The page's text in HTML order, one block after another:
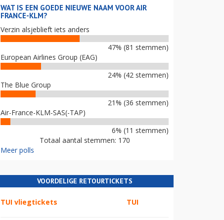
WAT IS EEN GOEDE NIEUWE NAAM VOOR AIR
FRANCE-KLM?
Verzin alsjeblieft iets anders
47% (81 stemmen)
European Airlines Group (EAG)
24% (42 stemmen)
The Blue Group
21% (36 stemmen)
Air-France-KLM-SAS(-TAP)
6% (11 stemmen)
Totaal aantal stemmen: 170
Meer polls
VOORDELIGE RETOURTICKETS
TUI vliegtickets TUI